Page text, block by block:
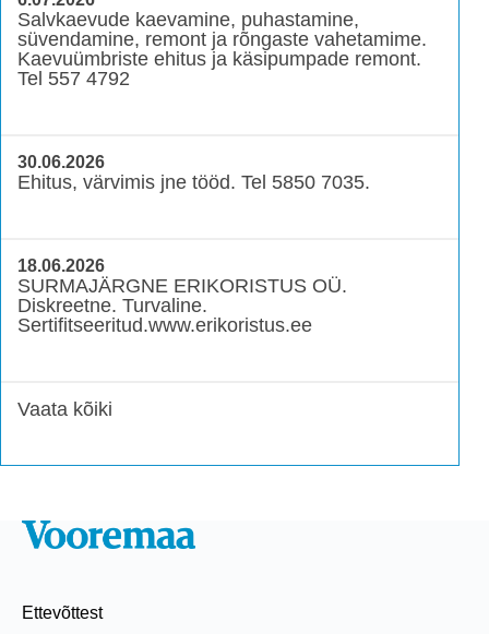
Salvkaevude kaevamine, puhastamine,
süvendamine, remont ja rõngaste vahetamime.
Kaevuümbriste ehitus ja käsipumpade remont.
Tel 557 4792
30.06.2026
Ehitus, värvimis jne tööd. Tel 5850 7035.
18.06.2026
SURMAJÄRGNE ERIKORISTUS OÜ.
Diskreetne. Turvaline.
Sertifitseeritud.www.erikoristus.ee
Vaata kõiki
Ettevõttest